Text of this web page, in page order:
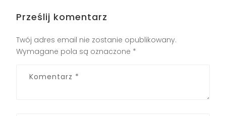
Prześlij komentarz
Twój adres email nie zostanie opublikowany.
Wymagane pola są oznaczone *